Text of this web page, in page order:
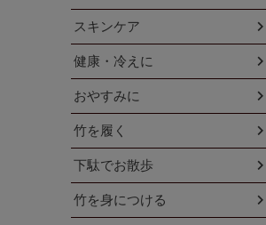
スキンケア
健康・冷えに
おやすみに
竹を履く
下駄でお散歩
竹を身につける